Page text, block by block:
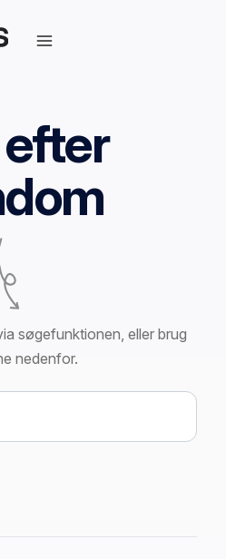
søgefunktionen, eller brug
nedenfor.